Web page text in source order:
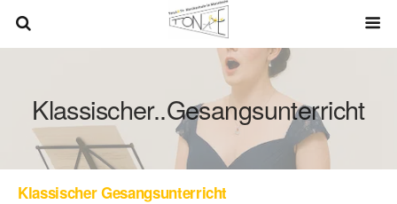
Klassischer..Gesangsunterricht
Klassischer Gesangsunterricht